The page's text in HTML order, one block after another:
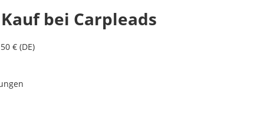
bei Carpleads
€ (DE)